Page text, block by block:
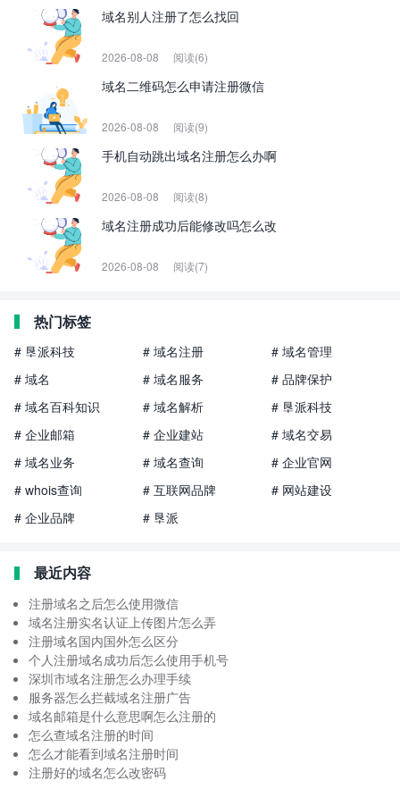
域名别人注册了怎么找回
2026-08-08 阅读(6)
域名二维码怎么申请注册微信
2026-08-08 阅读(9)
手机自动跳出域名注册怎么办啊
2026-08-08 阅读(8)
域名注册成功后能修改吗怎么改
2026-08-08 阅读(7)
热门标签
# 垦派科技 # 域名注册
# 域名管理
# 域名
# 域名服务
# 品牌保护
# 域名百科知识
# 域名解析
# 垦派科技
# 企业邮箱
# 企业建站
# 域名交易
# 域名业务
# 域名查询
# 企业官网
# whois查询
# 互联网品牌
# 网站建设
# 企业品牌
# 垦派
最近内容
注册域名之后怎么使用微信
域名注册实名认证上传图片怎么弄
注册域名国内国外怎么区分
个人注册域名成功后怎么使用手机号
深圳市域名注册怎么办理手续
服务器怎么拦截域名注册广告
域名邮箱是什么意思啊怎么注册的
怎么查域名注册的时间
怎么才能看到域名注册时间
注册好的域名怎么改密码